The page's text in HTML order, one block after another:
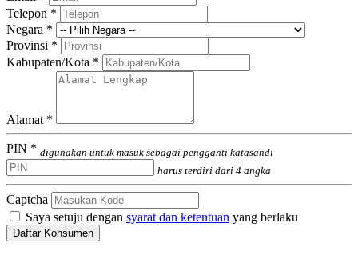
Telepon *
Negara *
Provinsi *
Kabupaten/Kota *
Alamat *
PIN * digunakan untuk masuk sebagai pengganti katasandi
harus terdiri dari 4 angka
Captcha
Saya setuju dengan syarat dan ketentuan yang berlaku
Daftar Konsumen